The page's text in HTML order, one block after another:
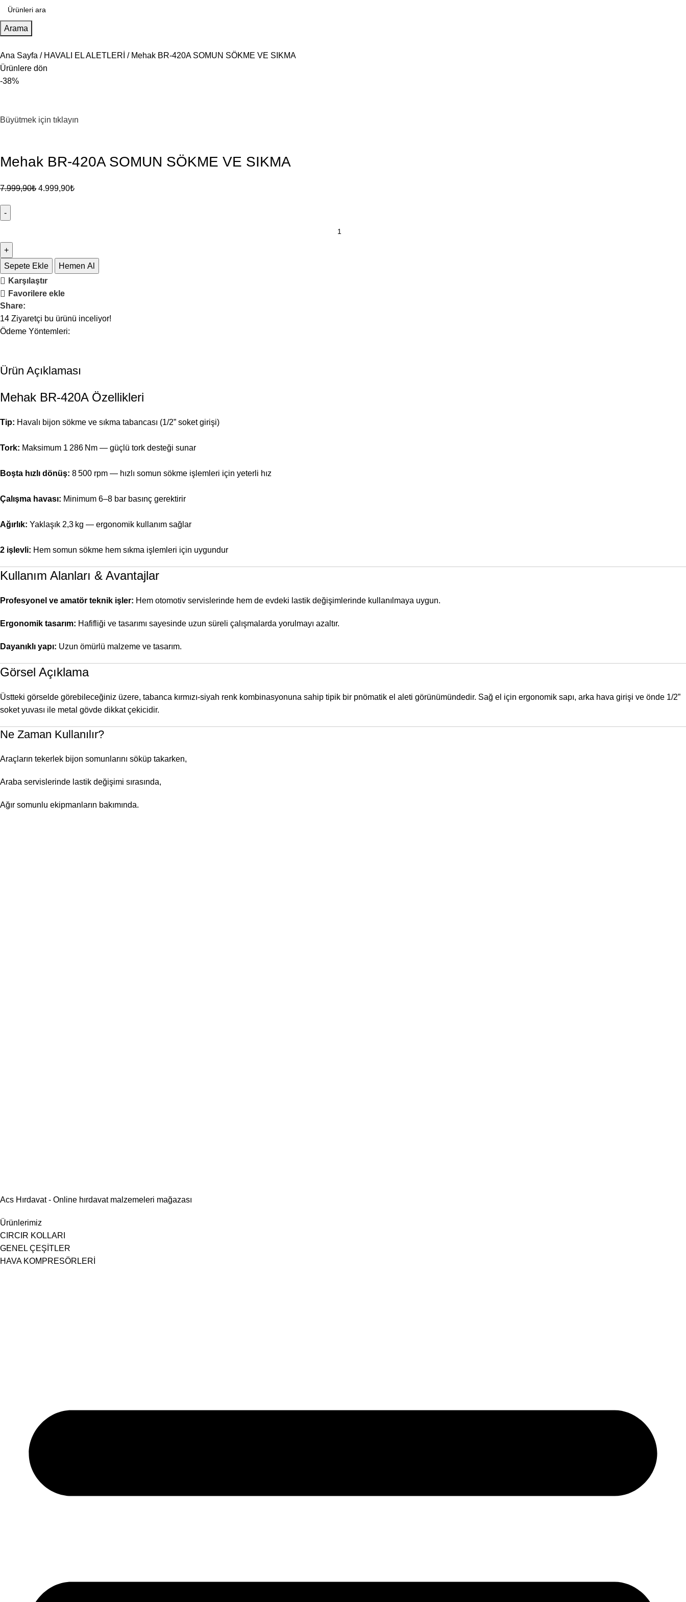
Arama
Ana Sayfa HAVALI EL ALETLERİ
Mehak BR‑420A SOMUN SÖKME VE SIKMA
Ürünlere dön
-38%
Büyütmek için tıklayın
Mehak BR‑420A SOMUN SÖKME VE SIKMA
7.999,90₺ 4.999,90₺
Sepete Ekle
Hemen Al
Karşılaştır
Favorilere ekle
Share:
14 Ziyaretçi bu ürünü inceliyor!
Ödeme Yöntemleri:
Ürün Açıklaması
Mehak BR‑420A Özellikleri
Tip: Havalı bijon sökme ve sıkma tabancası (1/2” soket girişi)
Tork: Maksimum 1 286 Nm — güçlü tork desteği sunar
Boşta hızlı dönüş: 8 500 rpm — hızlı somun sökme işlemleri için yeterli hız
Çalışma havası: Minimum 6–8 bar basınç gerektirir
Ağırlık: Yaklaşık 2,3 kg — ergonomik kullanım sağlar
2 işlevli: Hem somun sökme hem sıkma işlemleri için uygundur
Kullanım Alanları & Avantajlar
Profesyonel ve amatör teknik işler: Hem otomotiv servislerinde hem de evdeki lastik değişimlerinde kullanılmaya uygun.
Ergonomik tasarım: Hafifliği ve tasarımı sayesinde uzun süreli çalışmalarda yorulmayı azaltır.
Dayanıklı yapı: Uzun ömürlü malzeme ve tasarım.
Görsel Açıklama
Üstteki görselde görebileceğiniz üzere, tabanca kırmızı‑siyah renk kombinasyonuna sahip tipik bir pnömatik el aleti görünümündedir. Sağ el için ergonomik sapı, arka hava girişi ve önde 1/2”
soket yuvası ile metal gövde dikkat çekicidir.
Ne Zaman Kullanılır?
Araçların tekerlek bijon somunlarını söküp takarken,
Araba servislerinde lastik değişimi sırasında,
Ağır somunlu ekipmanların bakımında.
Acs Hırdavat - Online hırdavat malzemeleri mağazası
Ürünlerimiz
CIRCIR KOLLARI
GENEL ÇEŞİTLER
HAVA KOMPRESÖRLERİ